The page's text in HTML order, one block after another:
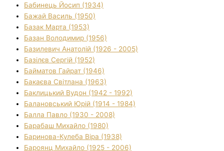
Бабинець Йосип (1934)
Бажай Василь (1950)
Базак Марта (1953)
Базан Володимир (1956)
Базилевич Анатолій (1926 - 2005)
Базілєв Сергій (1952)
Байматов Гайрат (1946)
Бакаєва Світлана (1963)
Баклицький Вудон (1942 - 1992)
Балановський Юрій (1914 - 1984)
Балла Павло (1930 - 2008)
Барабаш Михайло (1980)
Баринова-Кулеба Віра (1938)
Бароянц Михайло (1925 - 2006)